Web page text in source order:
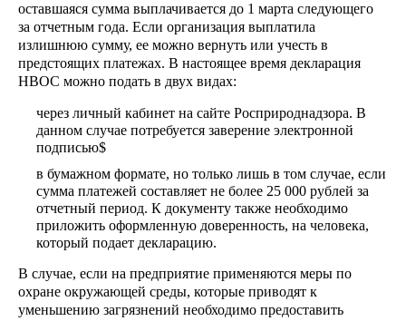
оставшаяся сумма выплачивается до 1 марта следующего
за отчетным года. Если организация выплатила
излишнюю сумму, ее можно вернуть или учесть в
предстоящих платежах. В настоящее время декларация
НВОС можно подать в двух видах:
через личный кабинет на сайте Росприроднадзора. В
данном случае потребуется заверение электронной
подписью$
в бумажном формате, но только лишь в том случае, если
сумма платежей составляет не более 25 000 рублей за
отчетный период. К документу также необходимо
приложить оформленную доверенность, на человека,
который подает декларацию.
В случае, если на предприятие применяются меры по
охране окружающей среды, которые приводят к
уменьшению загрязнений необходимо предоставить